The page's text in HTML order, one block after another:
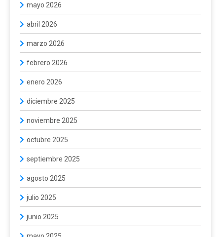
mayo 2026
abril 2026
marzo 2026
febrero 2026
enero 2026
diciembre 2025
noviembre 2025
octubre 2025
septiembre 2025
agosto 2025
julio 2025
junio 2025